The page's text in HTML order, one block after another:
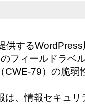
供する
フィールドラベ
CWE-79）の脆弱
は、情報セキュ